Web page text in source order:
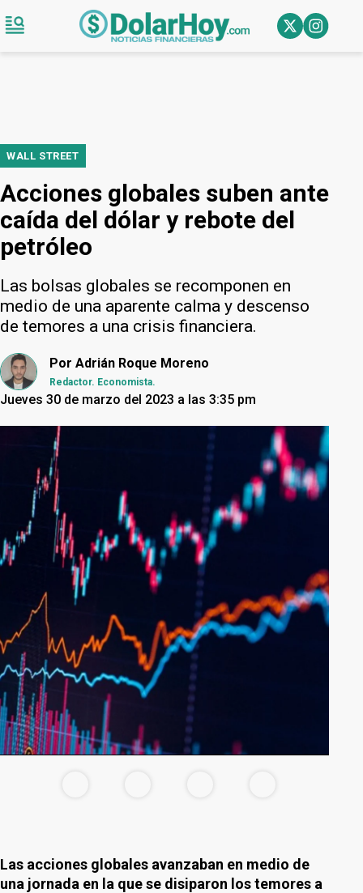
WALL STREET
Acciones globales suben ante
caída del dólar y rebote del
petróleo
Las bolsas globales se recomponen en
medio de una aparente calma y descenso
de temores a una crisis financiera.
Por Adrián Roque Moreno
Redactor. Economista.
Jueves 30 de marzo del 2023 a las 3:35 pm
Las acciones globales avanzaban en medio de
una jornada en la que se disiparon los temores a